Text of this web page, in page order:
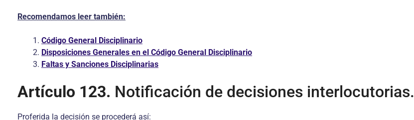
Recomendamos leer también:
Código General Disciplinario
Disposiciones Generales en el Código General Disciplinario
Faltas y Sanciones Disciplinarias
Artículo 123. Notificación de decisiones interlocutorias.
Proferida la decisión se procederá así: